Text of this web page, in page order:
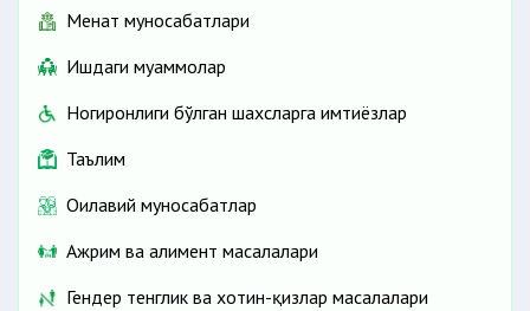
Меҳнат муносабатлари
Ишдаги муаммолар
Ногиронлиги бўлган шахсларга имтиёзлар
Таълим
Оилавий муносабатлар
Ажрим ва алимент масалалари
Гендер тенглик ва хотин-қизлар масалалари